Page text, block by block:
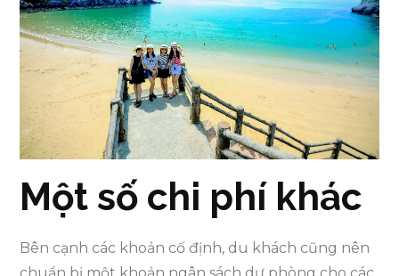
Một số chi phí khác
Bên cạnh các khoản cố định, du khách cũng nên